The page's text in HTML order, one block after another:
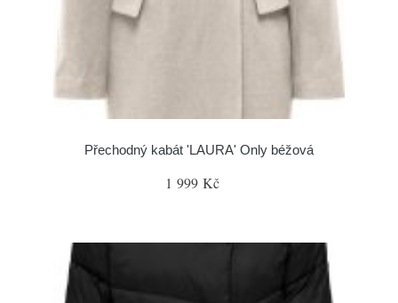
Přechodný kabát 'LAURA' Only béžová
1 999 Kč